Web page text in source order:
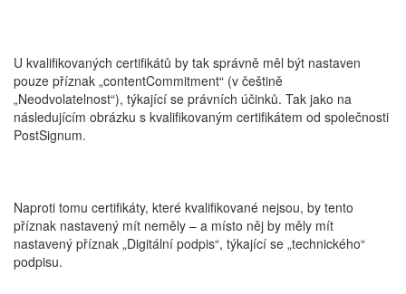
U kvalifikovaných certifikátů by tak správně měl být nastaven
pouze příznak „contentCommitment“ (v češtině
„Neodvolatelnost“), týkající se právních účinků. Tak jako na
následujícím obrázku s kvalifikovaným certifikátem od společnosti
PostSignum.
Naproti tomu certifikáty, které kvalifikované nejsou, by tento
příznak nastavený mít neměly – a místo něj by měly mít
nastavený příznak „Digitální podpis“, týkající se „technického“
podpisu.